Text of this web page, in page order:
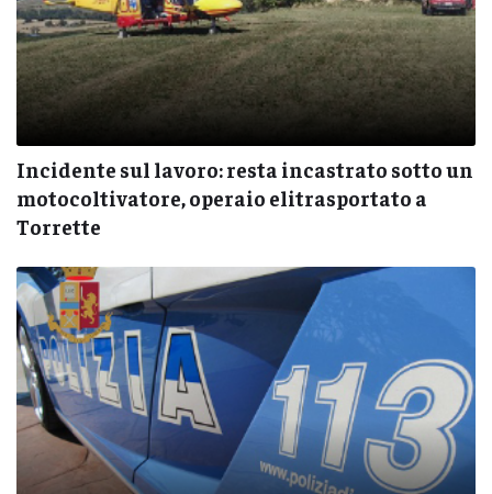
Incidente sul lavoro: resta incastrato sotto un
motocoltivatore, operaio elitrasportato a
Torrette